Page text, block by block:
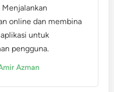
Menjalankan
online dan membina
untuk
pengguna.
Azman